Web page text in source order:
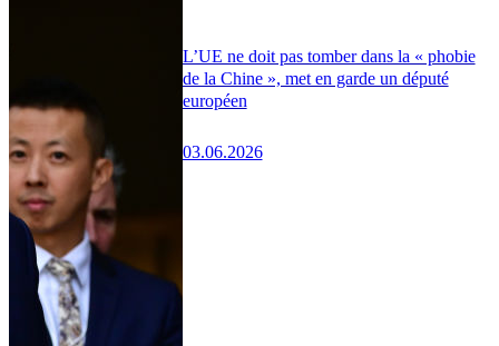
L’UE ne doit pas tomber dans la « phobie
de la Chine », met en garde un député
européen
03.06.2026